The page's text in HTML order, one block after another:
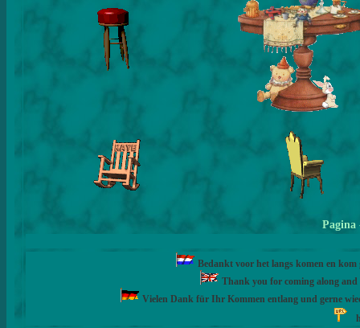
Pagina
Bedankt voor het langs komen en
Thank you for coming along and
Vielen Dank für Ihr Kommen entlang und gerne